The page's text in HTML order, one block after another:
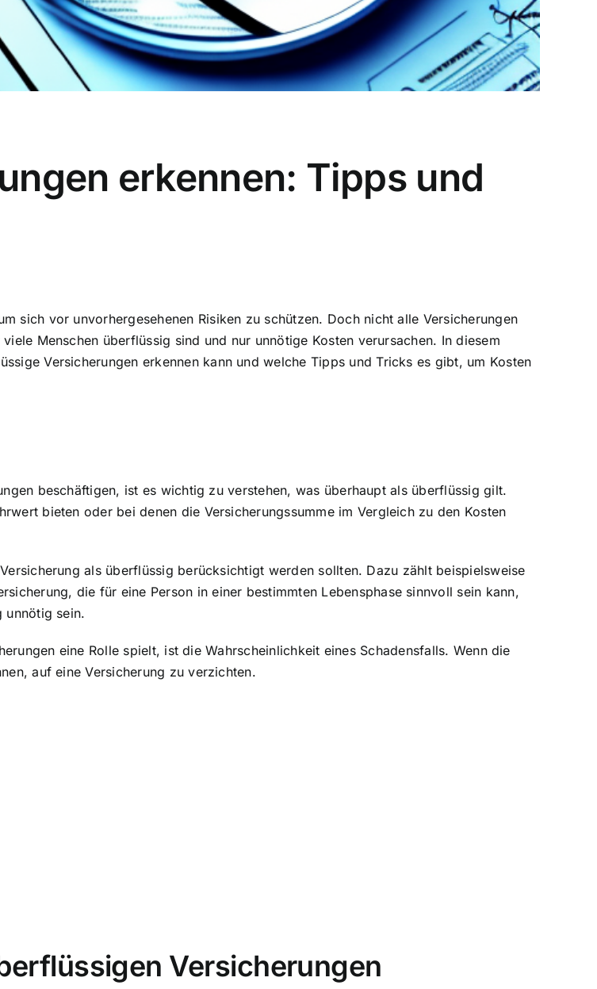
erkennen: Tipps und
sich vor unvorhergesehenen Risiken zu schützen. Doch nicht alle Versicherungen
Menschen überflüssig sind und nur unnötige Kosten verursachen. In diesem
Versicherungen erkennen kann und welche Tipps und Tricks es gibt, um Kosten
beschäftigen, ist es wichtig zu verstehen, was überhaupt als überflüssig gilt.
bieten oder bei denen die Versicherungssumme im Vergleich zu den Kosten
als überflüssig berücksichtigt werden sollten. Dazu zählt beispielsweise
die für eine Person in einer bestimmten Lebensphase sinnvoll sein kann,
unnötig sein.
eine Rolle spielt, ist dieWahrscheinlichkeit eines Schadensfalls. Wenn die
auf eine Versicherung zu verzichten.
Versicherungen